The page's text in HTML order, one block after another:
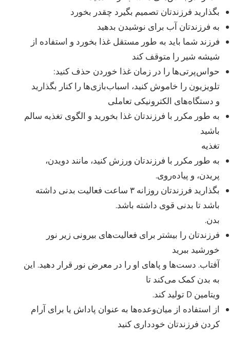
بگذارید فرزندتان تصمیم بگیرد چقدر بخورد
به فرزندتان آب برای نوشیدن بدهید
فرزند شما باید به طور مستقل غذا بخورد و استفاده از
شیشه شیر را متوقف کند
حواس‌پرتی‌ها را در زمان غذا خوردن حذف کنید:
تلویزیون را خاموش کنید، اسباب‌بازی‌ها را کنار بگذارید
و دستگاه‌های الکترونیکی تعاملی
به طور مکرر با فرزندتان غذا بخورید و الگوی تغذیه سالم
باشید
تغذیه
به طور مکرر با فرزندتان ورزش کنید، مانند دویدن،
پریدن، و پیاده‌روی.
بگذارید فرزندتان روزانه ۳ ساعت فعالیت بدنی داشته
باشد تا بدنی قوی داشته باشد.
بدن.
فرزندتان را بیشتر برای فعالیت‌های بیرونی زیر نور
خورشید ببرید
آفتاب. دست‌ها و پاهای او را در معرض نور قرار دهید. این
به بدن کمک می‌کند تا
ویتامین D تولید کند.
از استفاده از میان‌وعده‌ها به عنوان پاداش یا برای آرام
کردن فرزندتان خودداری کنید